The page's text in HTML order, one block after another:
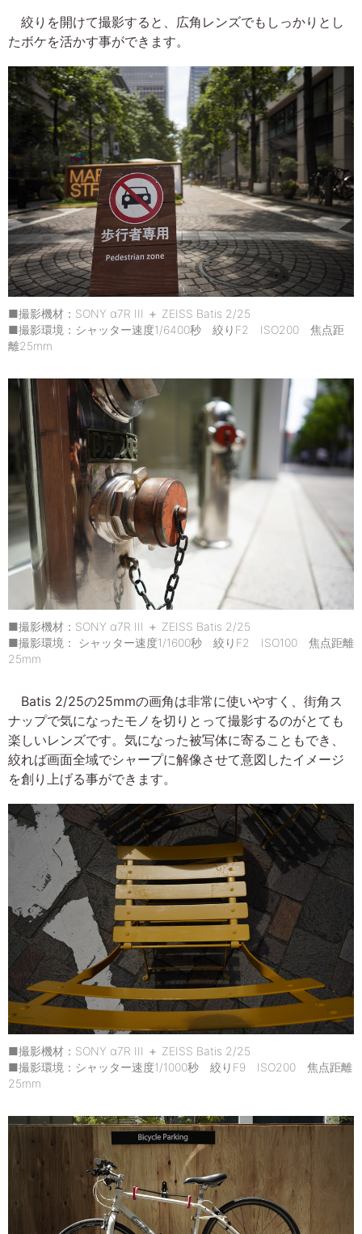
絞りを開けて撮影すると、広角レンズでもしっかりとし
たボケを活かす事ができます。
■撮影機材：SONY α7R III ＋ ZEISS Batis 2/25
■撮影環境：シャッター速度1/6400秒 絞りF2 ISO200 焦点距
離25mm
■撮影機材：SONY α7R III ＋ ZEISS Batis 2/25
■撮影環境： シャッター速度1/1600秒 絞りF2 ISO100 焦点距離
25mm
Batis 2/25の25mmの画角は非常に使いやすく、街角ス
ナップで気になったモノを切りとって撮影するのがとても
楽しいレンズです。気になった被写体に寄ることもでき、
絞れば画面全域でシャープに解像させて意図したイメージ
を創り上げる事ができます。
■撮影機材：SONY α7R III ＋ ZEISS Batis 2/25
■撮影環境：シャッター速度1/1000秒 絞りF9 ISO200 焦点距離
25mm